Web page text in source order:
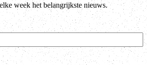
week het belangrijkste nieuws.